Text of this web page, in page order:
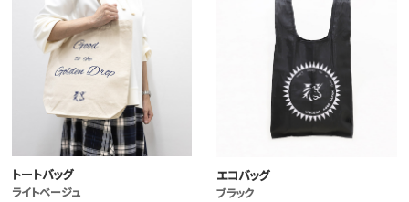
トートバッグ
ライトベージュ
エコバッグ
ブラック